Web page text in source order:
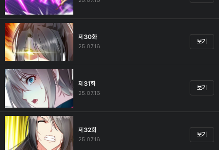
제30화
25.07.16
보기
제31화
25.07.16
보기
제32화
25.07.16
보기